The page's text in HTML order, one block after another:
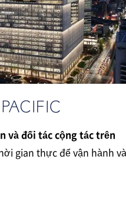
và đối tác cộng tác trên
gian thực để vận hành và